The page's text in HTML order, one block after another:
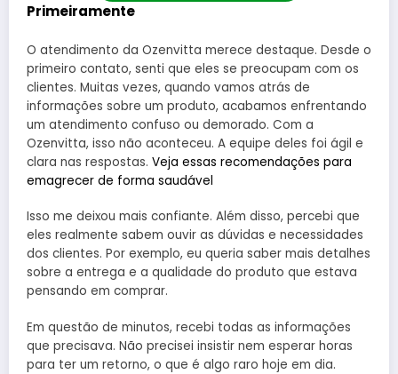
Primeiramente
O atendimento da Ozenvitta merece destaque. Desde o
primeiro contato, senti que eles se preocupam com os
clientes. Muitas vezes, quando vamos atrás de
informações sobre um produto, acabamos enfrentando
um atendimento confuso ou demorado. Com a
Ozenvitta, isso não aconteceu. A equipe deles foi ágil e
clara nas respostas. Veja essas recomendações para
emagrecer de forma saudável
Isso me deixou mais confiante. Além disso, percebi que
eles realmente sabem ouvir as dúvidas e necessidades
dos clientes. Por exemplo, eu queria saber mais detalhes
sobre a entrega e a qualidade do produto que estava
pensando em comprar.
Em questão de minutos, recebi todas as informações
que precisava. Não precisei insistir nem esperar horas
para ter um retorno, o que é algo raro hoje em dia.